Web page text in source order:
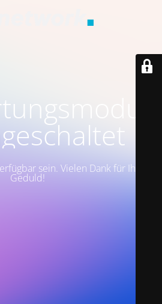
sein. Vielen Dank für Ihre
Geduld!